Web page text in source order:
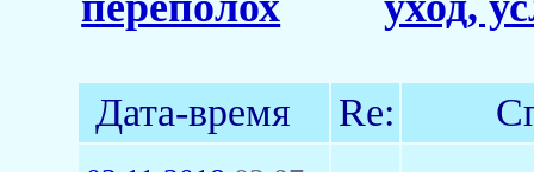
Дата-время Re: